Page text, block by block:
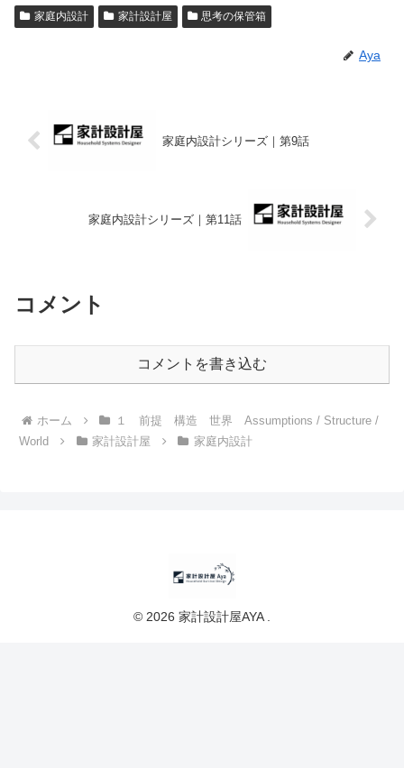
家庭内設計 家計設計屋 思考の保管箱
Aya
家庭内設計シリーズ｜第9話
家庭内設計シリーズ｜第11話
コメント
コメントを書き込む
ホーム
１ 前提 構造 世界 Assumptions / Structure /
World
家計設計屋 家庭内設計
© 2026 家計設計屋AYA .